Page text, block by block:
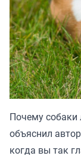
Почему
объяснил
когда вы так